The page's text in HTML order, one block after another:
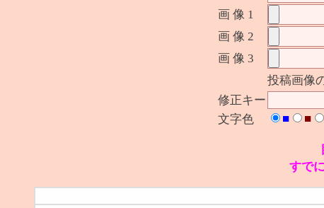
画 像 1
画 像 2
画 像 3
投稿画像
修正キー
文字色
■ ■
すで